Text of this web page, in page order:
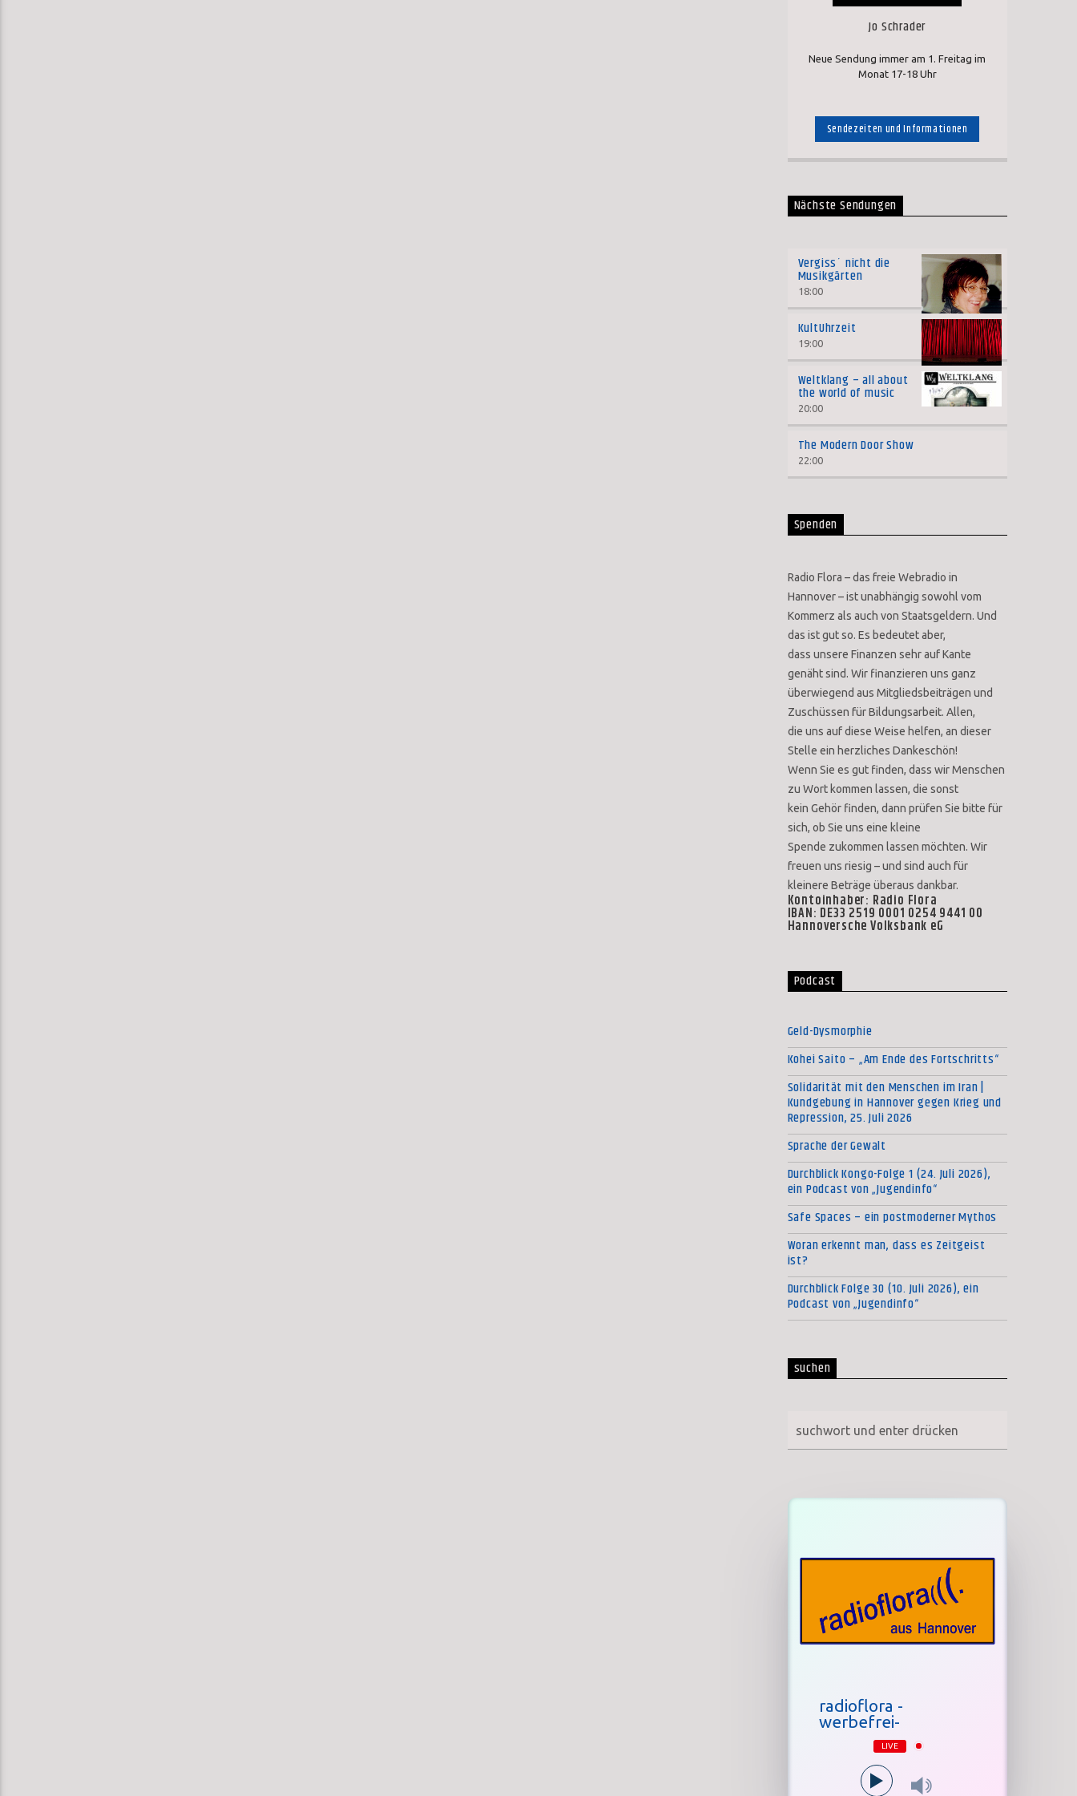
Jo Schrader
Neue Sendung immer am 1. Freitag im
Monat 17-18 Uhr
Sendezeiten und Informationen
Nächste Sendungen
Vergiss´ nicht die
Musikgärten
18:00
KultUhrzeit
19:00
Weltklang – all about
the world of music
20:00
The Modern Door Show
22:00
Spenden
Radio Flora – das freie Webradio in
Hannover – ist unabhängig sowohl vom
Kommerz als auch von Staatsgeldern. Und
das ist gut so. Es bedeutet aber,
dass unsere Finanzen sehr auf Kante
genäht sind. Wir finanzieren uns ganz
überwiegend aus Mitgliedsbeiträgen und
Zuschüssen für Bildungsarbeit. Allen,
die uns auf diese Weise helfen, an dieser
Stelle ein herzliches Dankeschön!
Wenn Sie es gut finden, dass wir Menschen
zu Wort kommen lassen, die sonst
kein Gehör finden, dann prüfen Sie bitte für
sich, ob Sie uns eine kleine
Spende zukommen lassen möchten. Wir
freuen uns riesig – und sind auch für
kleinere Beträge überaus dankbar.
Kontoinhaber: Radio Flora
IBAN: DE33 2519 0001 0254 9441 00
Hannoversche Volksbank eG
Podcast
Geld-Dysmorphie
Kohei Saito – „Am Ende des Fortschritts“
Solidarität mit den Menschen im Iran |
Kundgebung in Hannover gegen Krieg und
Repression, 25. Juli 2026
Sprache der Gewalt
Durchblick Kongo-Folge 1 (24. Juli 2026),
ein Podcast von „Jugendinfo“
Safe Spaces – ein postmoderner Mythos
Woran erkennt man, dass es Zeitgeist
ist?
Durchblick Folge 30 (10. Juli 2026), ein
Podcast von „Jugendinfo“
suchen
radioflora -
werbefrei-
LIVE